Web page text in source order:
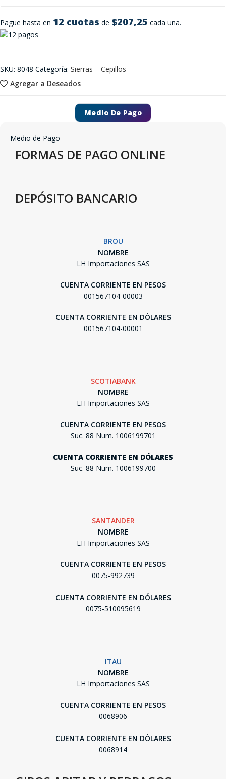
Pague hasta en 12 cuotas de $207,25 cada una.
Agregar a Deseados
SKU: 8048 Categoría: Sierras – Cepillos
Medio De Pago
Medio de Pago
FORMAS DE PAGO ONLINE
DEPÓSITO BANCARIO
BROU
NOMBRE
LH Importaciones SAS
CUENTA CORRIENTE EN PESOS
001567104-00003
CUENTA CORRIENTE EN DÓLARES
001567104-00001
SCOTIABANK
NOMBRE
LH Importaciones SAS
CUENTA CORRIENTE EN PESOS
Suc. 88 Num. 1006199701
CUENTA CORRIENTE EN DÓLARES
Suc. 88 Num. 1006199700
SANTANDER
NOMBRE
LH Importaciones SAS
CUENTA CORRIENTE EN PESOS
0075-992739
CUENTA CORRIENTE EN DÓLARES
0075-510095619
ITAU
NOMBRE
LH Importaciones SAS
CUENTA CORRIENTE EN PESOS
0068906
CUENTA CORRIENTE EN DÓLARES
0068914